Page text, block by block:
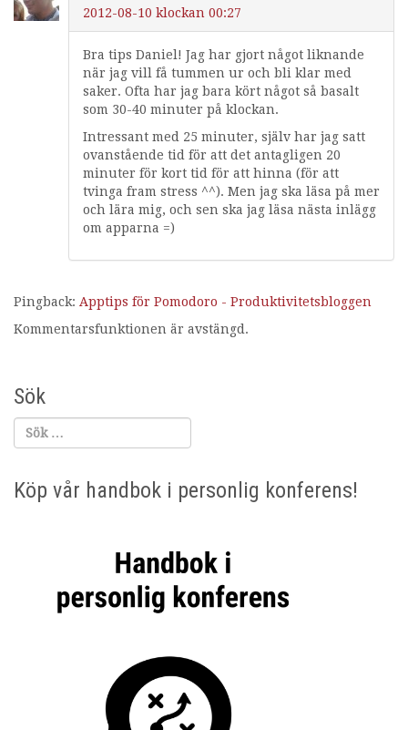
2012-08-10 klockan 00:27
Bra tips Daniel! Jag har gjort något liknande
när jag vill få tummen ur och bli klar med
saker. Ofta har jag bara kört något så basalt
som 30-40 minuter på klockan.
Intressant med 25 minuter, själv har jag satt
ovanstående tid för att det antagligen 20
minuter för kort tid för att hinna (för att
tvinga fram stress ^^). Men jag ska läsa på mer
och lära mig, och sen ska jag läsa nästa inlägg
om apparna =)
Pingback: Apptips för Pomodoro - Produktivitetsbloggen
Kommentarsfunktionen är avstängd.
Sök
Köp vår handbok i personlig konferens!